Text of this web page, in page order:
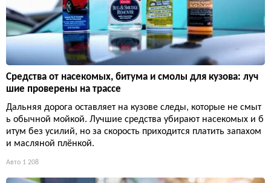
Средства от насекомых, битума и смолы для кузова: луч
шие проверены на трассе
Дальняя дорога оставляет на кузове следы, которые не смыт
ь обычной мойкой. Лучшие средства убирают насекомых и б
итум без усилий, но за скорость приходится платить запахом
и масляной плёнкой.
Авто 1 208